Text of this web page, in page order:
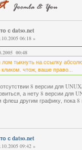
с datso.net
06:18 »
00:48
тыкнуть на ссылку
чтож, ваше право...
8 версии для
а нету 8 версии для
флеш другим графику, пока
с datso.net
09:42 »